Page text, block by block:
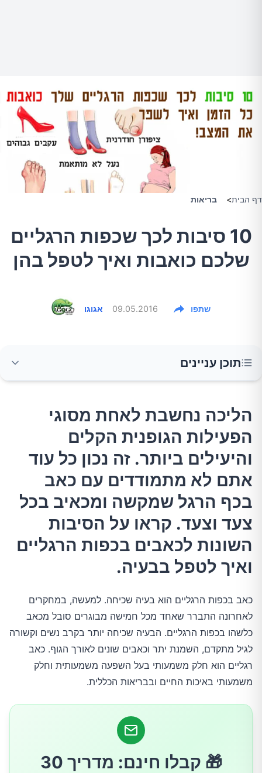
דף הבית> בריאות
10 סיבות לכך שכפות הרגליים
שלכם כואבות ואיך לטפל בהן
אגוגו 09.05.2016 שתפו
תוכן עניינים
הקלים והיעילים ביותר. זה נכון כל עוד אתם לא
מתמודדים עם כאב בכף הרגל שמקשה ומכאיב
בכל צעד וצעד. קראו על הסיבות השונות לכאבים
בכפות הרגליים ואיך לטפל בבעיה.
1.נעילת נעלי עקב גבוהות
2.נעילת נעליים לא נוחות
3.הריון
5.עמידה ממושכת
6.כפות רגליים שטוחות
הליכה נחשבת לאחת מסוגי
הפעילות הגופנית הקלים
והיעילים ביותר. זה נכון כל עוד
אתם לא מתמודדים עם כאב
בכף הרגל שמקשה ומכאיב בכל
צעד וצעד. קראו על הסיבות
השונות לכאבים בכפות הרגליים
ואיך לטפל בבעיה.
כאב בכפות הרגליים הוא בעיה שכיחה. למעשה, במחקרים
לאחרונה התברר שאחד מכל חמישה מבוגרים סובל מכאב
כלשהו בכפות הרגליים. הבעיה שכיחה יותר בקרב נשים וקשורה
לגיל מתקדם, השמנת יתר וכאבים שונים לאורך הגוף. כאב
רגליים הוא חלק משמעותי בעל השפעה משמעותית וחלק
משמעותי באיכות החיים ובבריאות הכללית.
🎁 קבלו חינם: מדריך 30